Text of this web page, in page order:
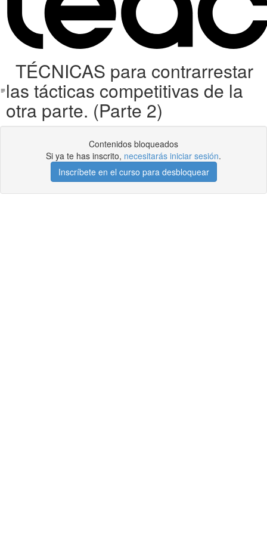
TÉCNICAS para contrarrestar
las tácticas competitivas de la
otra parte. (Parte 2)
Contenidos bloqueados
Si ya te has inscrito, necesitarás iniciar sesión.
Inscríbete en el curso para desbloquear